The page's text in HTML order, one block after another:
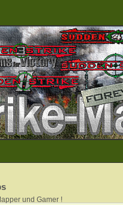
und Gamer !